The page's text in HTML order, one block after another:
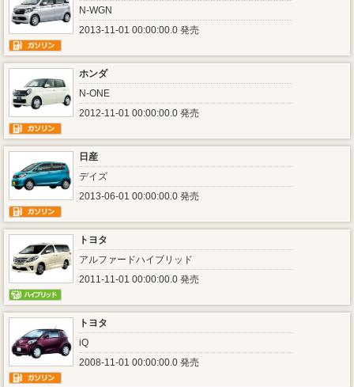
N-WGN
2013-11-01 00:00:00.0 発売
ホンダ
N-ONE
2012-11-01 00:00:00.0 発売
日産
デイズ
2013-06-01 00:00:00.0 発売
トヨタ
アルファードハイブリッド
2011-11-01 00:00:00.0 発売
トヨタ
iQ
2008-11-01 00:00:00.0 発売